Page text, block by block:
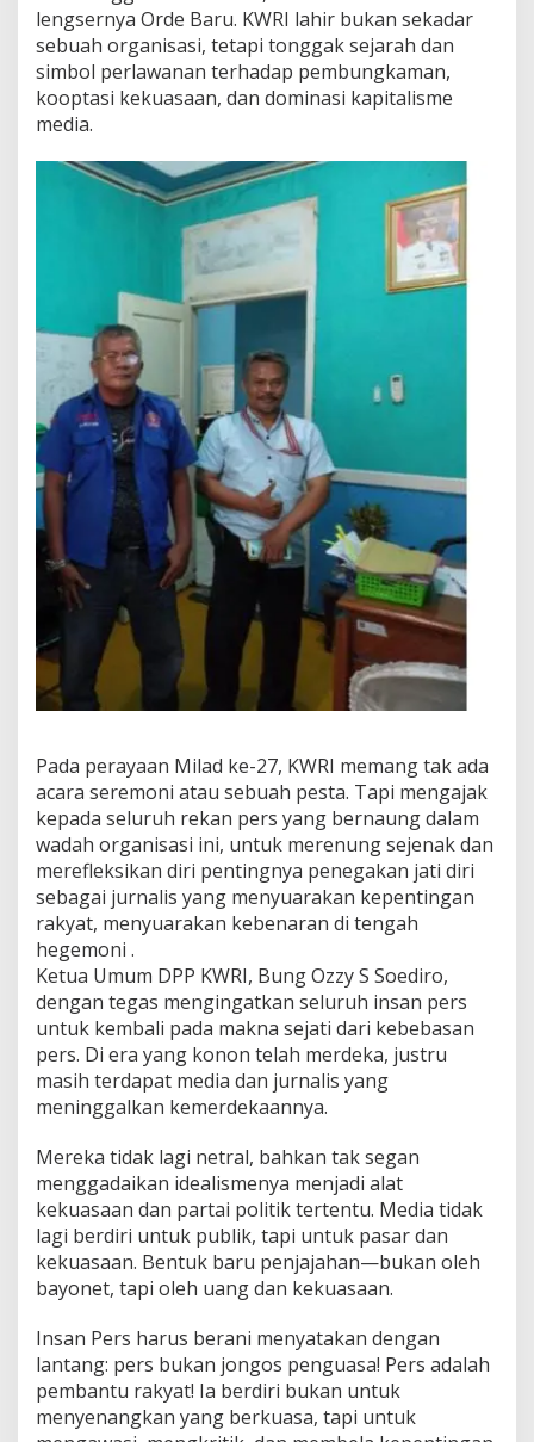
lengsernya Orde Baru. KWRI lahir bukan sekadar
sebuah organisasi, tetapi tonggak sejarah dan
simbol perlawanan terhadap pembungkaman,
kooptasi kekuasaan, dan dominasi kapitalisme
media.
Pada perayaan Milad ke-27, KWRI memang tak ada
acara seremoni atau sebuah pesta. Tapi mengajak
kepada seluruh rekan pers yang bernaung dalam
wadah organisasi ini, untuk merenung sejenak dan
merefleksikan diri pentingnya penegakan jati diri
sebagai jurnalis yang menyuarakan kepentingan
rakyat, menyuarakan kebenaran di tengah
hegemoni .
Ketua Umum DPP KWRI, Bung Ozzy S Soediro,
dengan tegas mengingatkan seluruh insan pers
untuk kembali pada makna sejati dari kebebasan
pers. Di era yang konon telah merdeka, justru
masih terdapat media dan jurnalis yang
meninggalkan kemerdekaannya.
Mereka tidak lagi netral, bahkan tak segan
menggadaikan idealismenya menjadi alat
kekuasaan dan partai politik tertentu. Media tidak
lagi berdiri untuk publik, tapi untuk pasar dan
kekuasaan. Bentuk baru penjajahan—bukan oleh
bayonet, tapi oleh uang dan kekuasaan.
Insan Pers harus berani menyatakan dengan
lantang: pers bukan jongos penguasa! Pers adalah
pembantu rakyat! Ia berdiri bukan untuk
menyenangkan yang berkuasa, tapi untuk